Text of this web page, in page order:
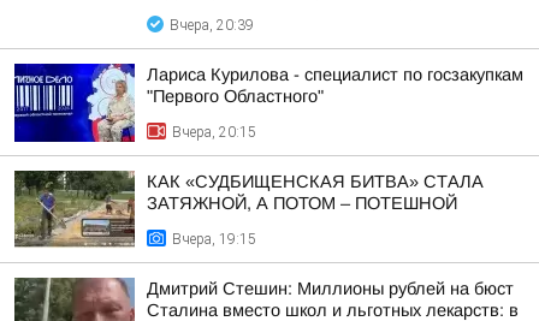
Вчера, 20:39
Лариса Курилова - специалист по госзакупкам
"Первого Областного"
Вчера, 20:15
КАК «СУДБИЩЕНСКАЯ БИТВА» СТАЛА
ЗАТЯЖНОЙ, А ПОТОМ – ПОТЕШНОЙ
Вчера, 19:15
Дмитрий Стешин: Миллионы рублей на бюст
Сталина вместо школ и льготных лекарств: в